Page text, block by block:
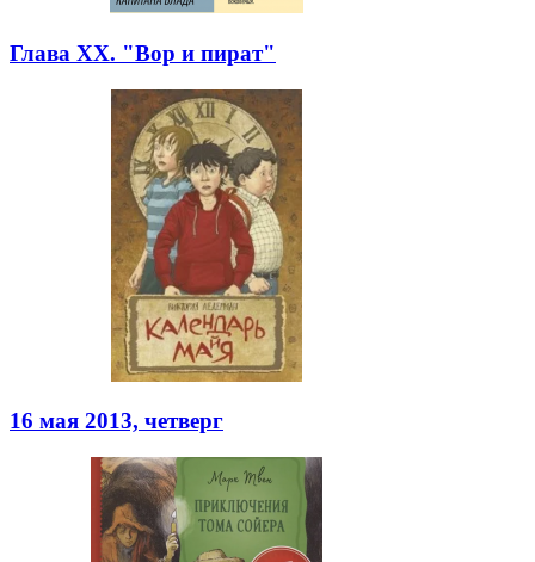
Глава XX. "Вор и пират"
16 мая 2013, четверг